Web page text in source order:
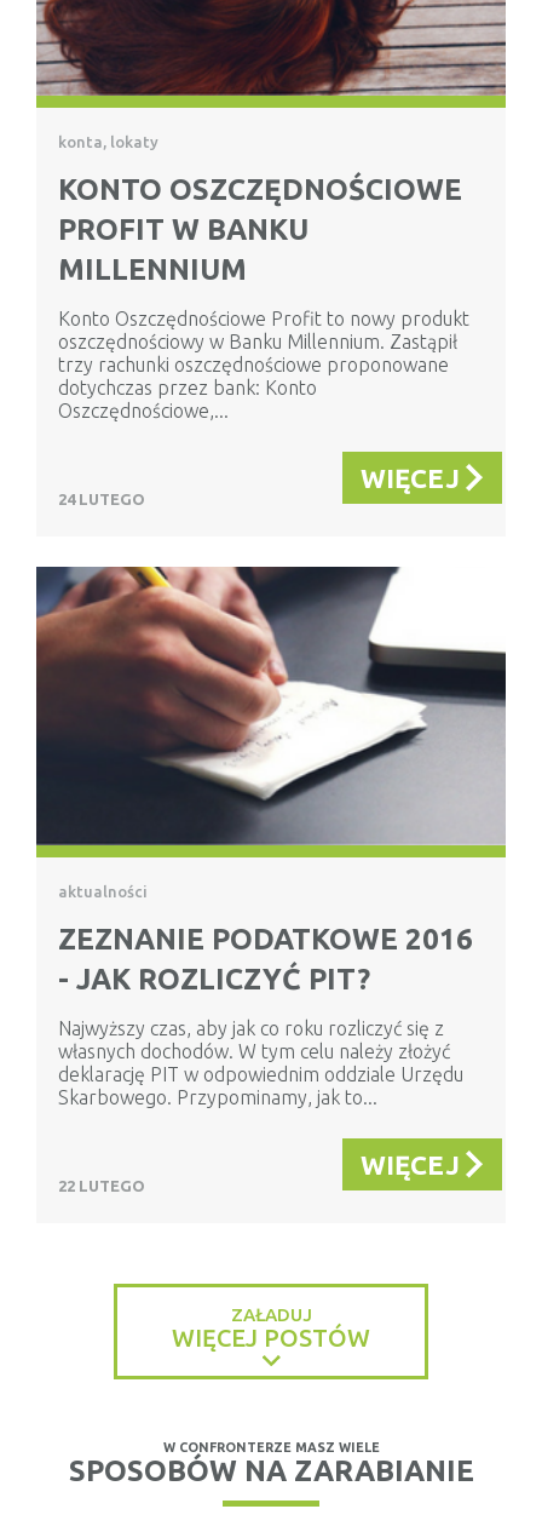
konta, lokaty
KONTO OSZCZĘDNOŚCIOWE
PROFIT W BANKU
MILLENNIUM
Konto Oszczędnościowe Profit to nowy produkt
oszczędnościowy w Banku Millennium. Zastąpił
trzy rachunki oszczędnościowe proponowane
dotychczas przez bank: Konto
Oszczędnościowe,...
24 LUTEGO
WIĘCEJ
aktualności
ZEZNANIE PODATKOWE 2016
- JAK ROZLICZYĆ PIT?
Najwyższy czas, aby jak co roku rozliczyć się z
własnych dochodów. W tym celu należy złożyć
deklarację PIT w odpowiednim oddziale Urzędu
Skarbowego. Przypominamy, jak to...
22 LUTEGO
WIĘCEJ
ZAŁADUJ
WIĘCEJ POSTÓW
W CONFRONTERZE MASZ WIELE
SPOSOBÓW NA ZARABIANIE